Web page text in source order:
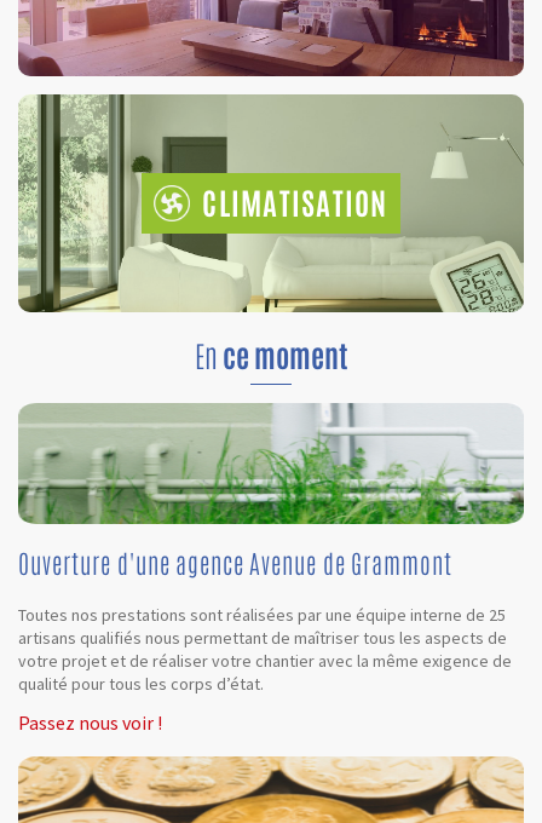
CLIMATISATION
En ce moment
Ouverture d'une agence Avenue de Grammont
Toutes nos prestations sont réalisées par une équipe interne de 25
artisans qualifiés nous permettant de maîtriser tous les aspects de
votre projet et de réaliser votre chantier avec la même exigence de
qualité pour tous les corps d’état.
Passez nous voir !